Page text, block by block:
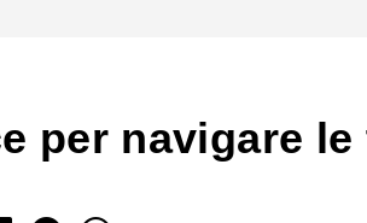
per navigare